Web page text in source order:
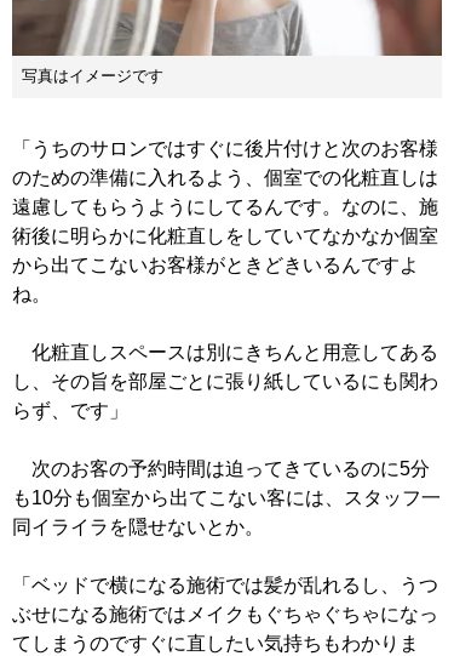
写真はイメージです
「うちのサロンではすぐに後片付けと次のお客様
のための準備に入れるよう、個室での化粧直しは
遠慮してもらうようにしてるんです。なのに、施
術後に明らかに化粧直しをしていてなかなか個室
から出てこないお客様がときどきいるんですよ
ね。
化粧直しスペースは別にきちんと用意してある
し、その旨を部屋ごとに張り紙しているにも関わ
らず、です」
次のお客の予約時間は迫ってきているのに5分
も10分も個室から出てこない客には、スタッフ一
同イライラを隠せないとか。
「ベッドで横になる施術では髪が乱れるし、うつ
ぶせになる施術ではメイクもぐちゃぐちゃになっ
てしまうのですぐに直したい気持ちもわかりま